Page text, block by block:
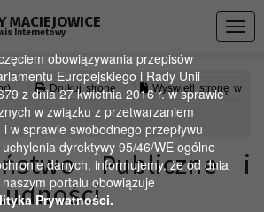
obowiązywania przepisów
Europejskiego i Rady Unii
z dnia 27 kwietnia 2016 r. w sprawie
w związku z przetwarzaniem
w sprawie swobodnego przepływu
dyrektywy 95/46/WE ogólne
danych, informujemy, że od dnia
portalu obowiązuje
Prywatności.
MACIEJOWICE
Internetowy
Drukuj stronę Wyświetl stronę w
Publiczne i